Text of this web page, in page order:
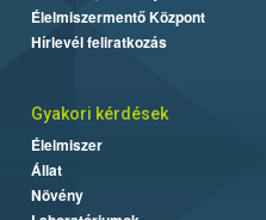
Élelmiszermentő Központ
Hírlevél feliratkozás
Gyakori kérdések
Élelmiszer
Állat
Növény